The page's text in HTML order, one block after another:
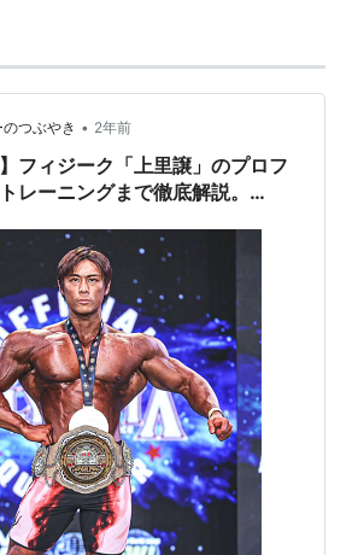
つぶやき • 2年前
】フィジーク「上里譲」のプロフ
レーニングまで徹底解説。